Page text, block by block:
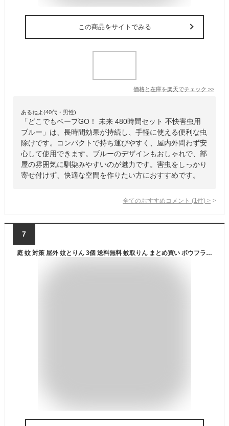
この商品をサイトでみる
価格と在庫を楽天でチェック >>
あるねよ(40代・男性)
「どこでもベープGO！ 未来 480時間セット 不快害虫用
ブルー」は、長時間効果が持続し、手軽に使える便利な虫
除けです。コンパクトで持ち運びやすく、屋内外問わず安
心して使用できます。ブルーのデザインもおしゃれで、部
屋の雰囲気に馴染みやすいのが魅力です。害虫をしっかり
寄せ付けず、快適な空間を作りたい方におすすめです。
全てのおすすめコメント (1 件) >
7
庭 蚊 対策 屋外 蚊とりん 3個 送料無料 蚊取りん まとめ買い ボウフラ ぼうふら 蚊 捕獲器 蚊取り器 誘引器 虫よけ 虫除け 駆除 除虫 対策 虫対策 虫退治 捕獲 誘引 庭 屋外 簡単 お手軽 置くだけ 電源不要 蚊 退治 駆除 外 エコデア